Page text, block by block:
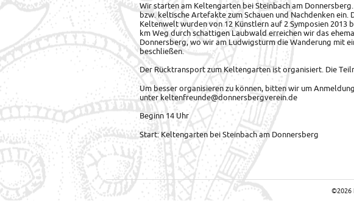
Wir starten am Keltengarten bei Steinbach am
bzw. keltische Artefakte zum Schauen und Nachdenken ein.
Keltenwelt wurden von 12 Künstlern auf 2 Symposien 2013
km Weg durch schattigen Laubwald erreichen wir das
Donnersberg, wo wir am Ludwigsturm die Wanderung mit
beschließen.
Der Rücktransport zum Keltengarten ist organisiert. Die
Um besser organisieren zu können, bitten wir um
unter keltenfreunde@donnersbergverein.de
Beginn 14 Uhr
Start: Keltengarten bei Steinbach am Donnersberg
©2026